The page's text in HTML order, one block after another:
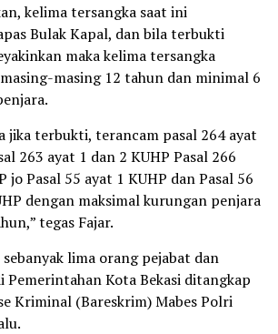
kelima tersangka saat ini
Bulak Kapal, dan bila terbukti
maka kelima tersangka
masing 12 tahun dan minimal 6
jika terbukti, terancam pasal 264 ayat
263 ayat 1 dan 2 KUHP Pasal 266
jo Pasal 55 ayat 1 KUHP dan Pasal 56
dengan maksimal kurungan penjara
tegas Fajar.
lima orang pejabat dan
Pemerintahan Kota Bekasi ditangkap
Kriminal (Bareskrim) Mabes Polri